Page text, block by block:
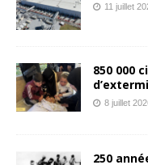
11 juillet
850 000
8 juillet
250